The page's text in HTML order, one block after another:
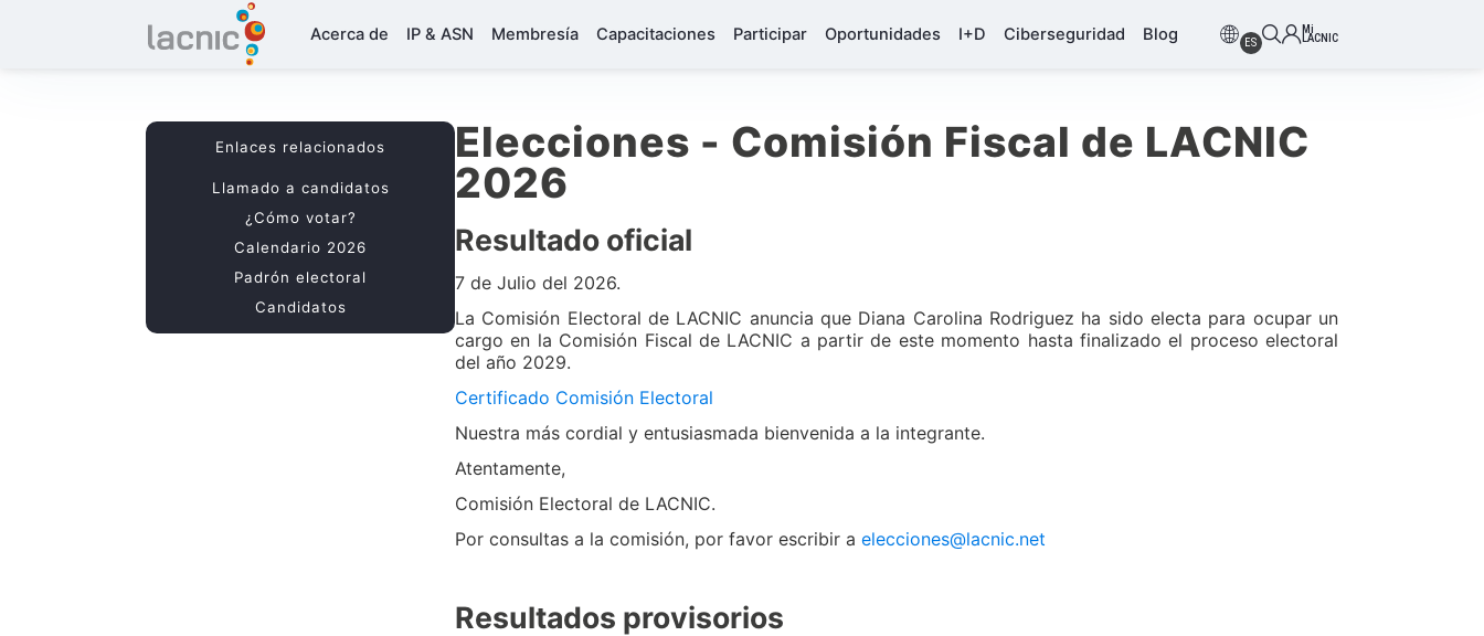
Acerca de IP & ASN Membresía Capacitaciones Participar Oportunidades I+D Ciberseguridad Blog ES
Mi
LACNIC
Elecciones - Comisión Fiscal de LACNIC
2026
Resultado oficial
7 de Julio del 2026.
La Comisión Electoral de LACNIC anuncia que Diana Carolina Rodriguez ha sido electa para ocupar un
cargo en la Comisión Fiscal de LACNIC a partir de este momento hasta finalizado el proceso electoral
del año 2029.
Certificado Comisión Electoral
Nuestra más cordial y entusiasmada bienvenida a la integrante.
Atentamente,
Comisión Electoral de LACNIC.
Por consultas a la comisión, por favor escribir a elecciones@lacnic.net
Resultados provisorios
Enlaces relacionados
Llamado a candidatos
¿Cómo votar?
Calendario 2026
Padrón electoral
Candidatos